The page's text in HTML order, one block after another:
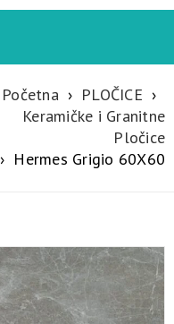
Početna › PLOČICE ›
Keramičke i Granitne
Pločice
› Hermes Grigio 60X60